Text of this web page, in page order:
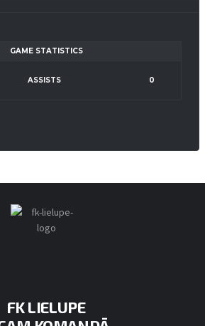
GAME STATISTICS
ASSISTS 0
FK LIELUPE